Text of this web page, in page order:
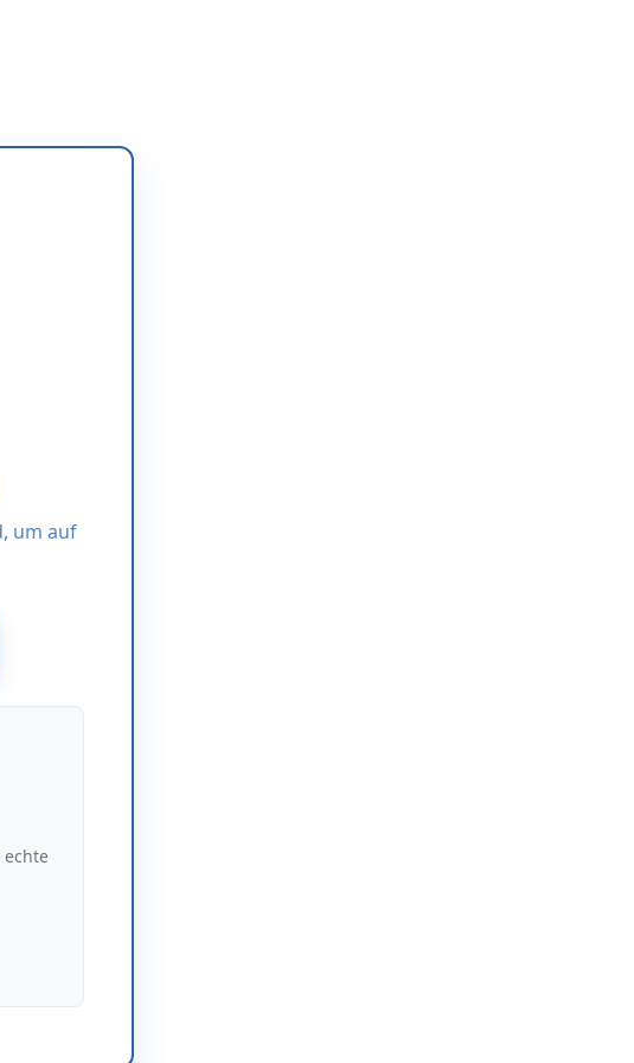
um auf